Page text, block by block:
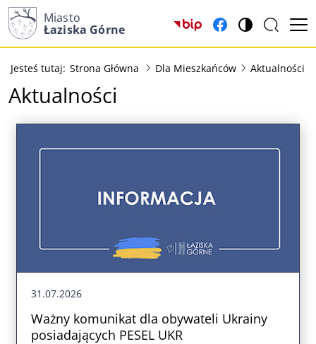
Miasto
Łaziska Górne (otwiera w nowym
(otwiera w
Jesteś tutaj: Strona Główna Dla Mieszkańców Aktualności
Aktualności
31.07.2026
Ważny komunikat dla obywateli Ukrainy
posiadających PESEL UKR